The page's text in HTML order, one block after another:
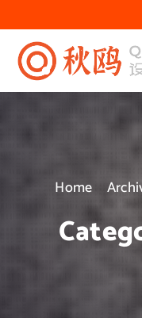
k
p
專注於電商設計｜網站製作｜
Home